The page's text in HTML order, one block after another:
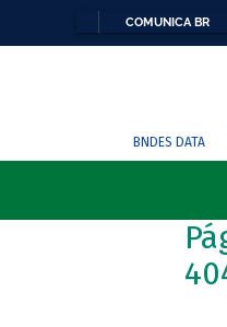
COMUNICA BR
BNDES DATA